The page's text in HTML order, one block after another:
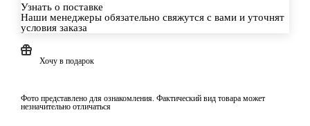
Узнать о поставке
Наши менеджеры обязательно свяжутся с вами и уточнят
условия заказа
Хочу в подарок
Фото представлено для ознакомления. Фактический вид товара может
незначительно отличаться